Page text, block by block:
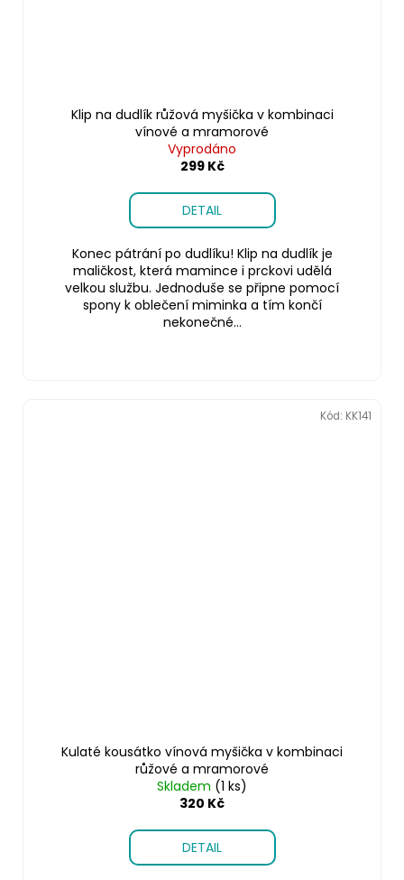
Klip na dudlík růžová myšička v kombinaci
vínové a mramorové
Vyprodáno
299 Kč
DETAIL
Konec pátrání po dudlíku! Klip na dudlík je
maličkost, která mamince i prckovi udělá
velkou službu. Jednoduše se připne pomocí
spony k oblečení miminka a tím končí
nekonečné...
Kulaté kousátko vínová myšička v kombinaci
růžové a mramorové
Skladem (1 ks)
320 Kč
DETAIL
Kód: KK141